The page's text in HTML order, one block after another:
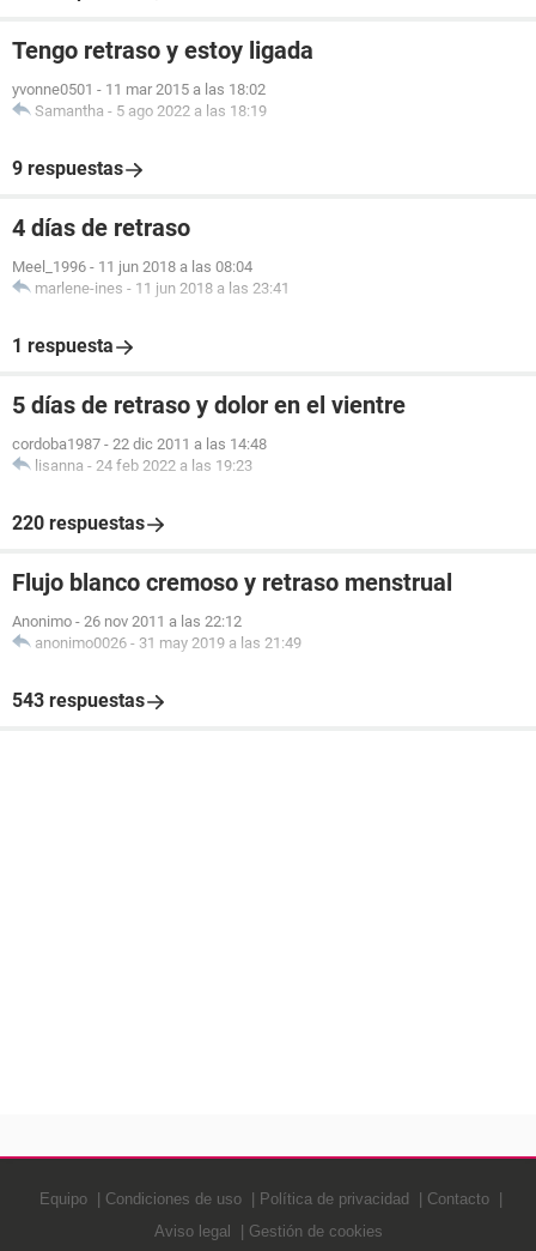
Tengo retraso y estoy ligada
yvonne0501 - 11 mar 2015 a las 18:02
Samantha - 5 ago 2022 a las 18:19
9 respuestas
4 días de retraso
Meel_1996 - 11 jun 2018 a las 08:04
marlene-ines - 11 jun 2018 a las 23:41
1 respuesta
5 días de retraso y dolor en el vientre
cordoba1987 - 22 dic 2011 a las 14:48
lisanna - 24 feb 2022 a las 19:23
220 respuestas
Flujo blanco cremoso y retraso menstrual
Anonimo - 26 nov 2011 a las 22:12
anonimo0026 - 31 may 2019 a las 21:49
543 respuestas
Equipo Condiciones de uso Política de privacidad
Contacto
Aviso legal
Gestión de cookies